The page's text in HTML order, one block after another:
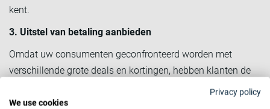
kent.
3. Uitstel van betaling aanbieden
Omdat uw consumenten geconfronteerd worden met
verschillende grote deals en kortingen, hebben klanten de
neiging om direct beslissingen te nemen. Daarom is de
mogelijkheid om het product te ontvangen, maar de
Privacy policy
We use cookies